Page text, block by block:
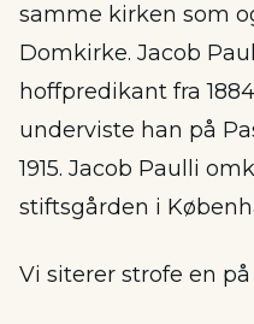
samme kirken som
Domkirke. Jacob
hoffpredikant fra
underviste han på
1915. Jacob Paulli
stiftsgården i
Vi siterer strofe en på